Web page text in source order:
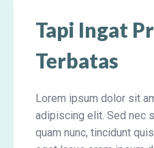
Tapi Ingat
Terbatas
Lorem ipsum dolor sit
adipiscing elit. Sed nec
quam nunc, tincidunt